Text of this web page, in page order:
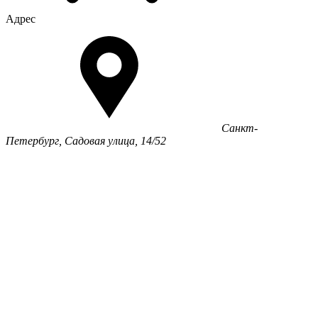
Адрес
Санкт-
Петербург, Садовая улица, 14/52